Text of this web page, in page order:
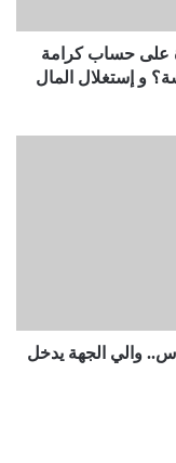
على حساب كرامة
و إستغلال المال
والي الجهة يدخل